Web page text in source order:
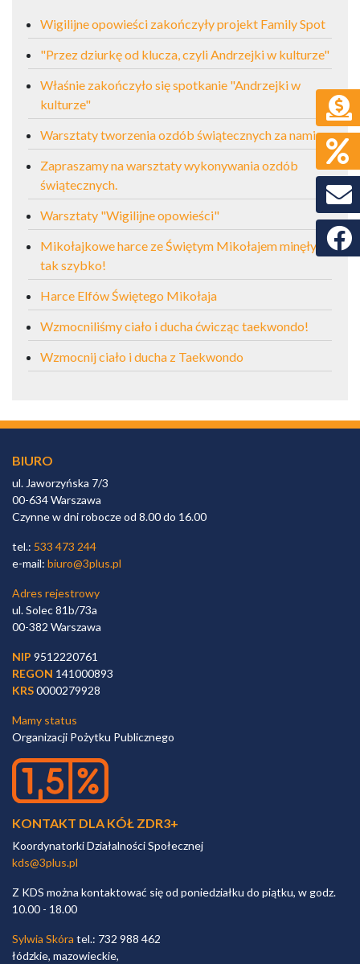
Wigilijne opowieści zakończyły projekt Family Spot
"Przez dziurkę od klucza, czyli Andrzejki w kulturze"
Właśnie zakończyło się spotkanie "Andrzejki w
kulturze"
Warsztaty tworzenia ozdób świątecznych za nami.
Zapraszamy na warsztaty wykonywania ozdób
świątecznych.
Warsztaty "Wigilijne opowieści"
Mikołajkowe harce ze Świętym Mikołajem minęły
tak szybko!
Harce Elfów Świętego Mikołaja
Wzmocniliśmy ciało i ducha ćwicząc taekwondo!
Wzmocnij ciało i ducha z Taekwondo
BIURO
ul. Jaworzyńska 7/3
00-634 Warszawa
Czynne w dni robocze od 8.00 do 16.00
tel.: 533 473 244
e-mail: biuro@3plus.pl
Adres rejestrowy
ul. Solec 81b/73a
00-382 Warszawa
NIP 9512220761
REGON 141000893
KRS0000279928
Mamy status
Organizacji Pożytku Publicznego
KONTAKT DLA KÓŁ ZDR3+
Koordynatorki Działalności Społecznej
kds@3plus.pl
Z KDS można kontaktować się od poniedziałku do piątku, w godz.
10.00 - 18.00
Sylwia Skóra tel.: 732 988 462
łódzkie, mazowieckie,